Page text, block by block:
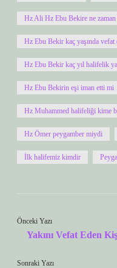
Hz Ali Hz Ebu Bekire ne
Hz Ebu Bekir kaç yaşında vefat
Hz Ebu Bekir kaç yıl halifelik
Hz Ebu Bekirin eşi iman etti mi
Hz Muhammed halifeliği kime
Hz Ömer peygamber miydi
İlk halifemiz kimdir
Önceki Yazı
Yakını Vefat Eden
Sonraki Yazı